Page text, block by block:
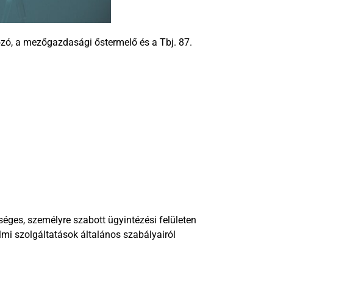
a mezőgazdasági őstermelő és a Tbj. 87.
személyre szabott ügyintézési felületen
szolgáltatások általános szabályairól